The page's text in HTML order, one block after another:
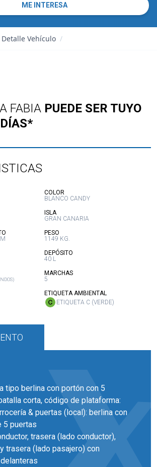
ME INTERESA
Detalle Vehículo /
FABIA PUEDE SER TUYO
COLOR
BLANCO CANDY
ISLA:
GRAN CANARIA
PESO
1149 KG.
DEPÓSITO
40 L
MARCHAS:
5
ETIQUETA AMBIENTAL
ETIQUETA C (VERDE)
tipo berlina con portón con 5
corta, código de plataforma:
& puertas (local): berlina con
5 puertas
trasera (lado conductor),
trasera (lado pasajero) con